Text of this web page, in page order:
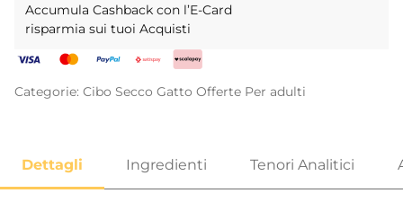
Accumula Cashback con l’E-Card
risparmia sui tuoi Acquisti
Categorie: Cibo Secco Gatto Offerte Per adulti